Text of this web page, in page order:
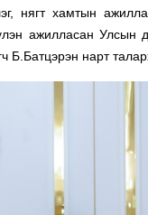
нягт хамтын
ажилласан Улсын
Б.Батцэрэн нарт